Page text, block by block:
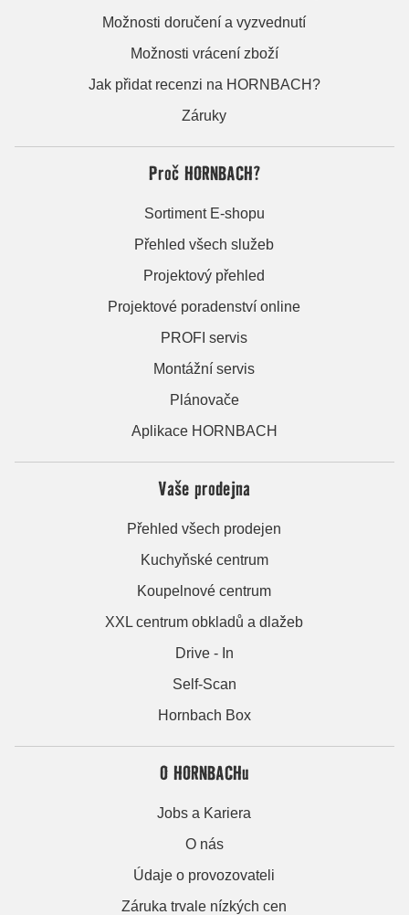
Možnosti doručení a vyzvednutí
Možnosti vrácení zboží
Jak přidat recenzi na HORNBACH?
Záruky
Proč HORNBACH?
Sortiment E-shopu
Přehled všech služeb
Projektový přehled
Projektové poradenství online
PROFI servis
Montážní servis
Plánovače
Aplikace HORNBACH
Vaše prodejna
Přehled všech prodejen
Kuchyňské centrum
Koupelnové centrum
XXL centrum obkladů a dlažeb
Drive - In
Self-Scan
Hornbach Box
O HORNBACHu
Jobs a Kariera
O nás
Údaje o provozovateli
Záruka trvale nízkých cen